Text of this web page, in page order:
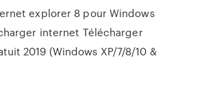
explorer 8 pour Windows
internet Télécharger
2019 (Windows XP/7/8/10 &